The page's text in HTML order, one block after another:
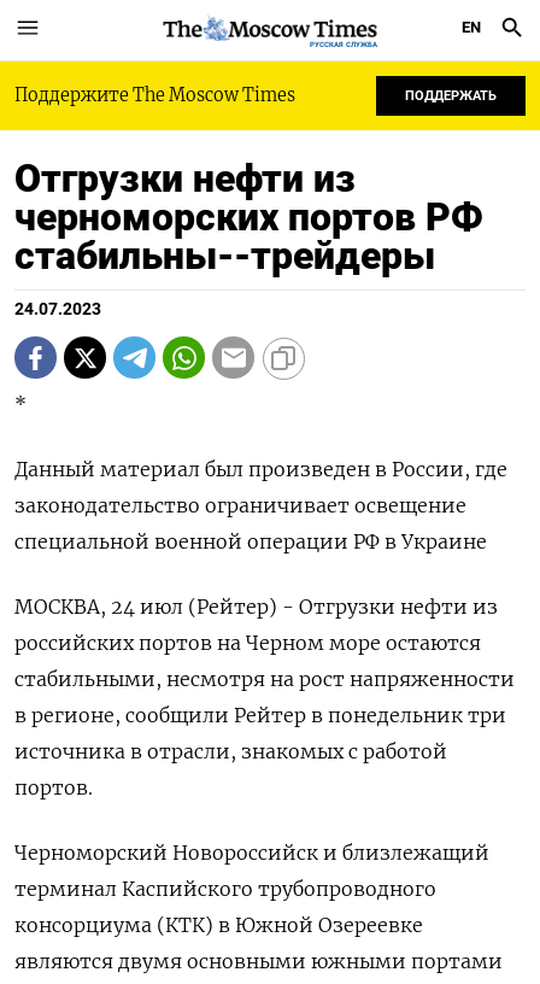
РУССКАЯ СЛУЖБА
EN
Поддержите The Moscow Times ПОДДЕРЖАТЬ
Отгрузки нефти из
черноморских портов РФ
стабильны--трейдеры
24.07.2023
*
Данный материал был произведен в России, где
законодательство ограничивает освещение
специальной военной операции РФ в Украине
МОСКВА, 24 июл (Рейтер) - Отгрузки нефти из
российских портов на Черном море остаются
стабильными, несмотря на рост напряженности
в регионе, сообщили Рейтер в понедельник три
источника в отрасли, знакомых с работой
портов.
Черноморский Новороссийск и близлежащий
терминал Каспийского трубопроводного
консорциума (КТК) в Южной Озереевке
являются двумя основными южными портами